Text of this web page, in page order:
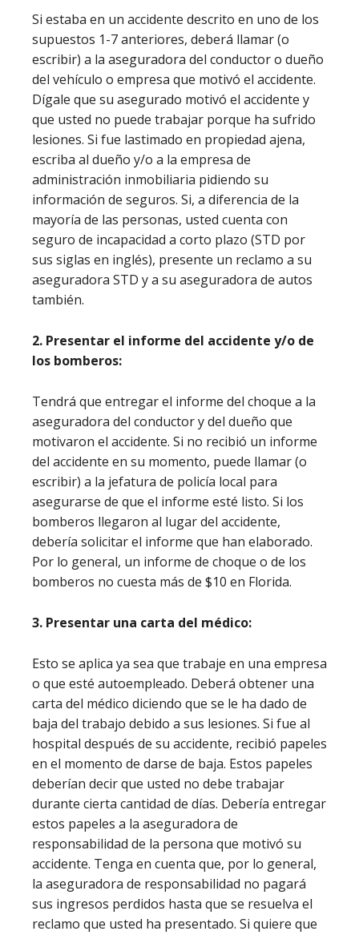
Si estaba en un accidente descrito en uno de los
supuestos 1-7 anteriores, deberá llamar (o
escribir) a la aseguradora del conductor o dueño
del vehículo o empresa que motivó el accidente.
Dígale que su asegurado motivó el accidente y
que usted no puede trabajar porque ha sufrido
lesiones. Si fue lastimado en propiedad ajena,
escriba al dueño y/o a la empresa de
administración inmobiliaria pidiendo su
información de seguros. Si, a diferencia de la
mayoría de las personas, usted cuenta con
seguro de incapacidad a corto plazo (STD por
sus siglas en inglés), presente un reclamo a su
aseguradora STD y a su aseguradora de autos
también.
2. Presentar el informe del accidente y/o de
los bomberos:
Tendrá que entregar el informe del choque a la
aseguradora del conductor y del dueño que
motivaron el accidente. Si no recibió un informe
del accidente en su momento, puede llamar (o
escribir) a la jefatura de policía local para
asegurarse de que el informe esté listo. Si los
bomberos llegaron al lugar del accidente,
debería solicitar el informe que han elaborado.
Por lo general, un informe de choque o de los
bomberos no cuesta más de $10 en Florida.
3. Presentar una carta del médico:
Esto se aplica ya sea que trabaje en una empresa
o que esté autoempleado. Deberá obtener una
carta del médico diciendo que se le ha dado de
baja del trabajo debido a sus lesiones. Si fue al
hospital después de su accidente, recibió papeles
en el momento de darse de baja. Estos papeles
deberían decir que usted no debe trabajar
durante cierta cantidad de días. Debería entregar
estos papeles a la aseguradora de
responsabilidad de la persona que motivó su
accidente. Tenga en cuenta que, por lo general,
la aseguradora de responsabilidad no pagará
sus ingresos perdidos hasta que se resuelva el
reclamo que usted ha presentado. Si quiere que